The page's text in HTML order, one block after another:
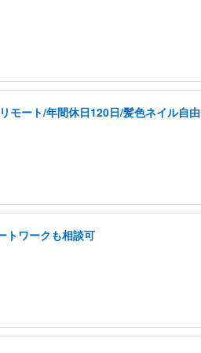
モート/年間休日120日/髪色ネイル自由
トワークも相談可